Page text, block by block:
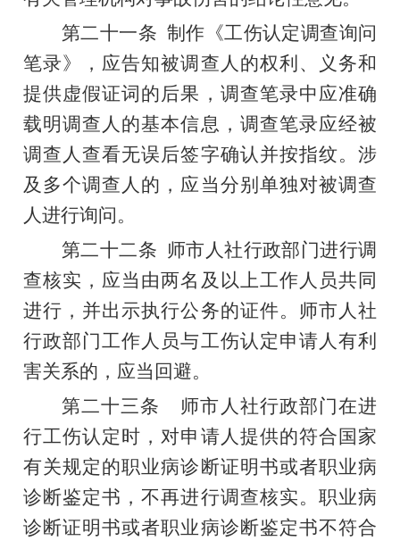
第二十一条 制作《工伤认定调查询问
笔录》，应告知被调查人的权利、义务和
提供虚假证词的后果，调查笔录中应准确
载明调查人的基本信息，调查笔录应经被
调查人查看无误后签字确认并按指纹。涉
及多个调查人的，应当分别单独对被调查
人进行询问。
第二十二条 师市人社行政部门进行调
查核实，应当由两名及以上工作人员共同
进行，并出示执行公务的证件。师市人社
行政部门工作人员与工伤认定申请人有利
害关系的，应当回避。
第二十三条
师市人社行政部门在进
行工伤认定时，对申请人提供的符合国家
有关规定的职业病诊断证明书或者职业病
诊断鉴定书，不再进行调查核实。职业病
诊断证明书或者职业病诊断鉴定书不符合